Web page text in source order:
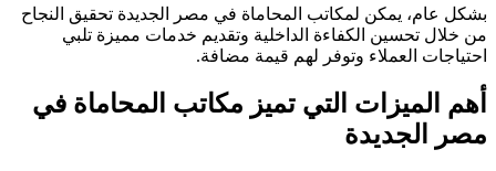
بشكل عام، يمكن لمكاتب المحاماة في مصر الجديدة تحقيق النجاح
من خلال تحسين الكفاءة الداخلية وتقديم خدمات مميزة تلبي
احتياجات العملاء وتوفر لهم قيمة مضافة.
أهم الميزات التي تميز مكاتب المحاماة في
مصر الجديدة